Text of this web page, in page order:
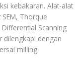
kebakaran. Alat-alat
Thorque
Scanning
dilengkapi dengan
milling.